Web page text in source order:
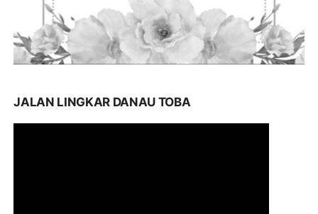
JALAN LINGKAR DANAU TOBA